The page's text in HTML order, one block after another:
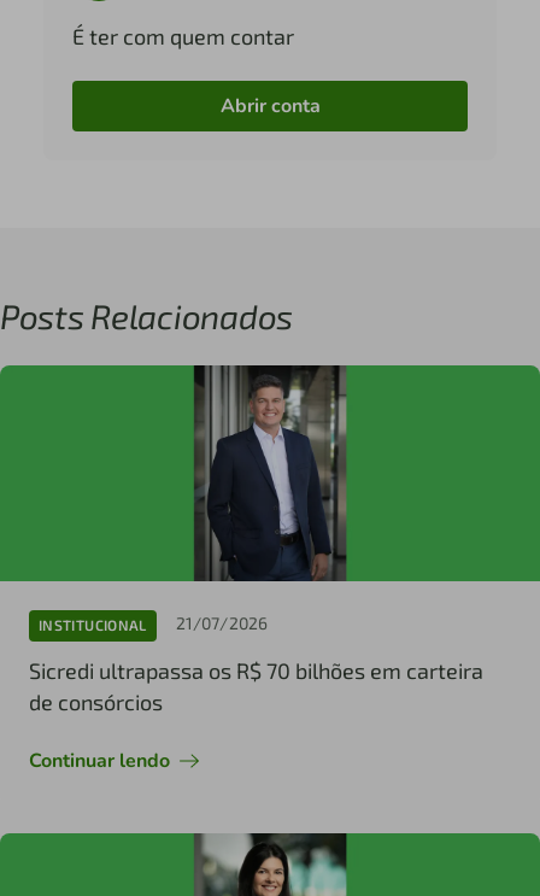
É ter com quem contar
Abrir conta
Posts Relacionados
INSTITUCIONAL 21/07/2026
Sicredi ultrapassa os R$ 70 bilhões em carteira
de consórcios
Continuar lendo